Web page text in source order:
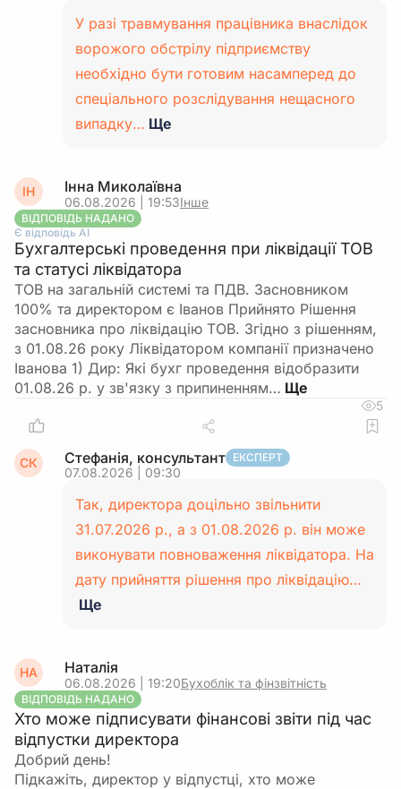
У разі травмування працівника внаслідок
ворожого обстрілу підприємству
необхідно бути готовим насамперед до
спеціального розслідування нещасного
випадку… Ще
ІН Інна Миколаївна
06.08.2026 | 19:53Інше
ВІДПОВІДЬ НАДАНО
Є відповідь АІ
Бухгалтерські проведення при ліквідації ТОВ
та статусі ліквідатора
ТОВ на загальній системі та ПДВ. Засновником
100% та директором є Іванов Прийнято Рішення
засновника про ліквідацію ТОВ. Згідно з рішенням,
з 01.08.26 року Ліквідатором компанії призначено
Іванова 1) Дир: Які бухг проведення відобразити
01.08.26 р. у зв'язку з припиненням…
5
СК Стефанія, консультант ЕКСПЕРТ
07.08.2026 | 09:30
Так, директора доцільно звільнити
31.07.2026 р., а з 01.08.2026 р. він може
виконувати повноваження ліквідатора. На
дату прийняття рішення про ліквідацію…
Ще
НА Наталія
06.08.2026 | 19:20Бухоблік та фінзвітність
ВІДПОВІДЬ НАДАНО
Хто може підписувати фінансові звіти під час
відпустки директора
Добрий день!
Підкажіть, директор у відпустці, хто може